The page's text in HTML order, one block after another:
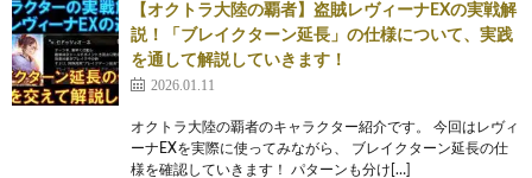
【オクトラ大陸の覇者】盗賊レヴィーナEXの実戦解
説！「ブレイクターン延長」の仕様について、実践
を通して解説していきます！
2026.01.11
オクトラ大陸の覇者のキャラクター紹介です。 今回はレヴィ
ーナEXを実際に使ってみながら、 ブレイクターン延長の仕
様を確認していきます！ パターンも分け[…]